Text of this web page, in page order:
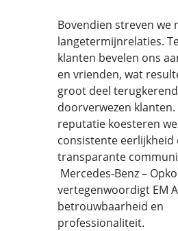
Bovendien streven we
langetermijnrelaties.
klanten bevelen ons
en vrienden, wat
groot deel
doorverwezen klanten.
reputatie koesteren
consistente eerlijkheid
transparante
Mercedes-Benz –
vertegenwoordigt EM
betrouwbaarheid en
professionaliteit.